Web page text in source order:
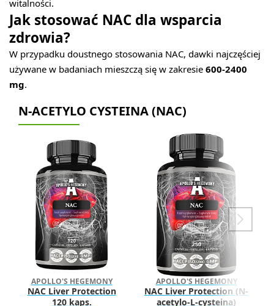
witalności.
Jak stosować NAC dla wsparcia
zdrowia?
W przypadku doustnego stosowania NAC, dawki najczęściej
używane w badaniach mieszczą się w zakresie 600-2400
mg.
N-ACETYLO CYSTEINA (NAC)
APOLLO'S HEGEMONY
NAC Liver Protection
120 kaps.
APOLLO'S HEGEMONY
NAC Liver Protection (N-
acetylo-L-cysteina)